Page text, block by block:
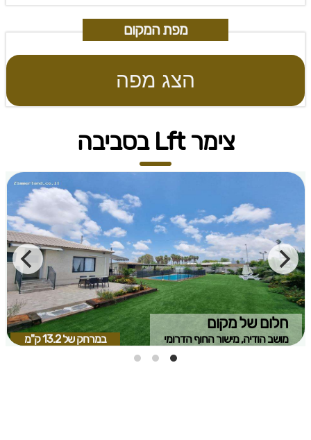
מפת המקום
הצג מפה
צימר Lft בסביבה
חלום של מקום
מושב הודיה, מישור החוף הדרומי במרחק של 13.2 ק"מ